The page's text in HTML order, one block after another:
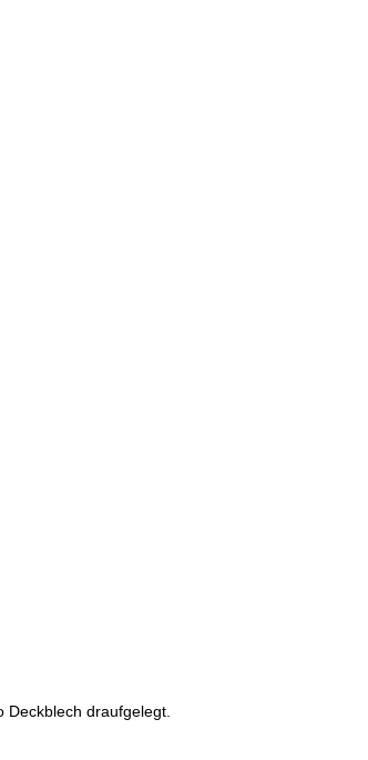
draufgelegt.